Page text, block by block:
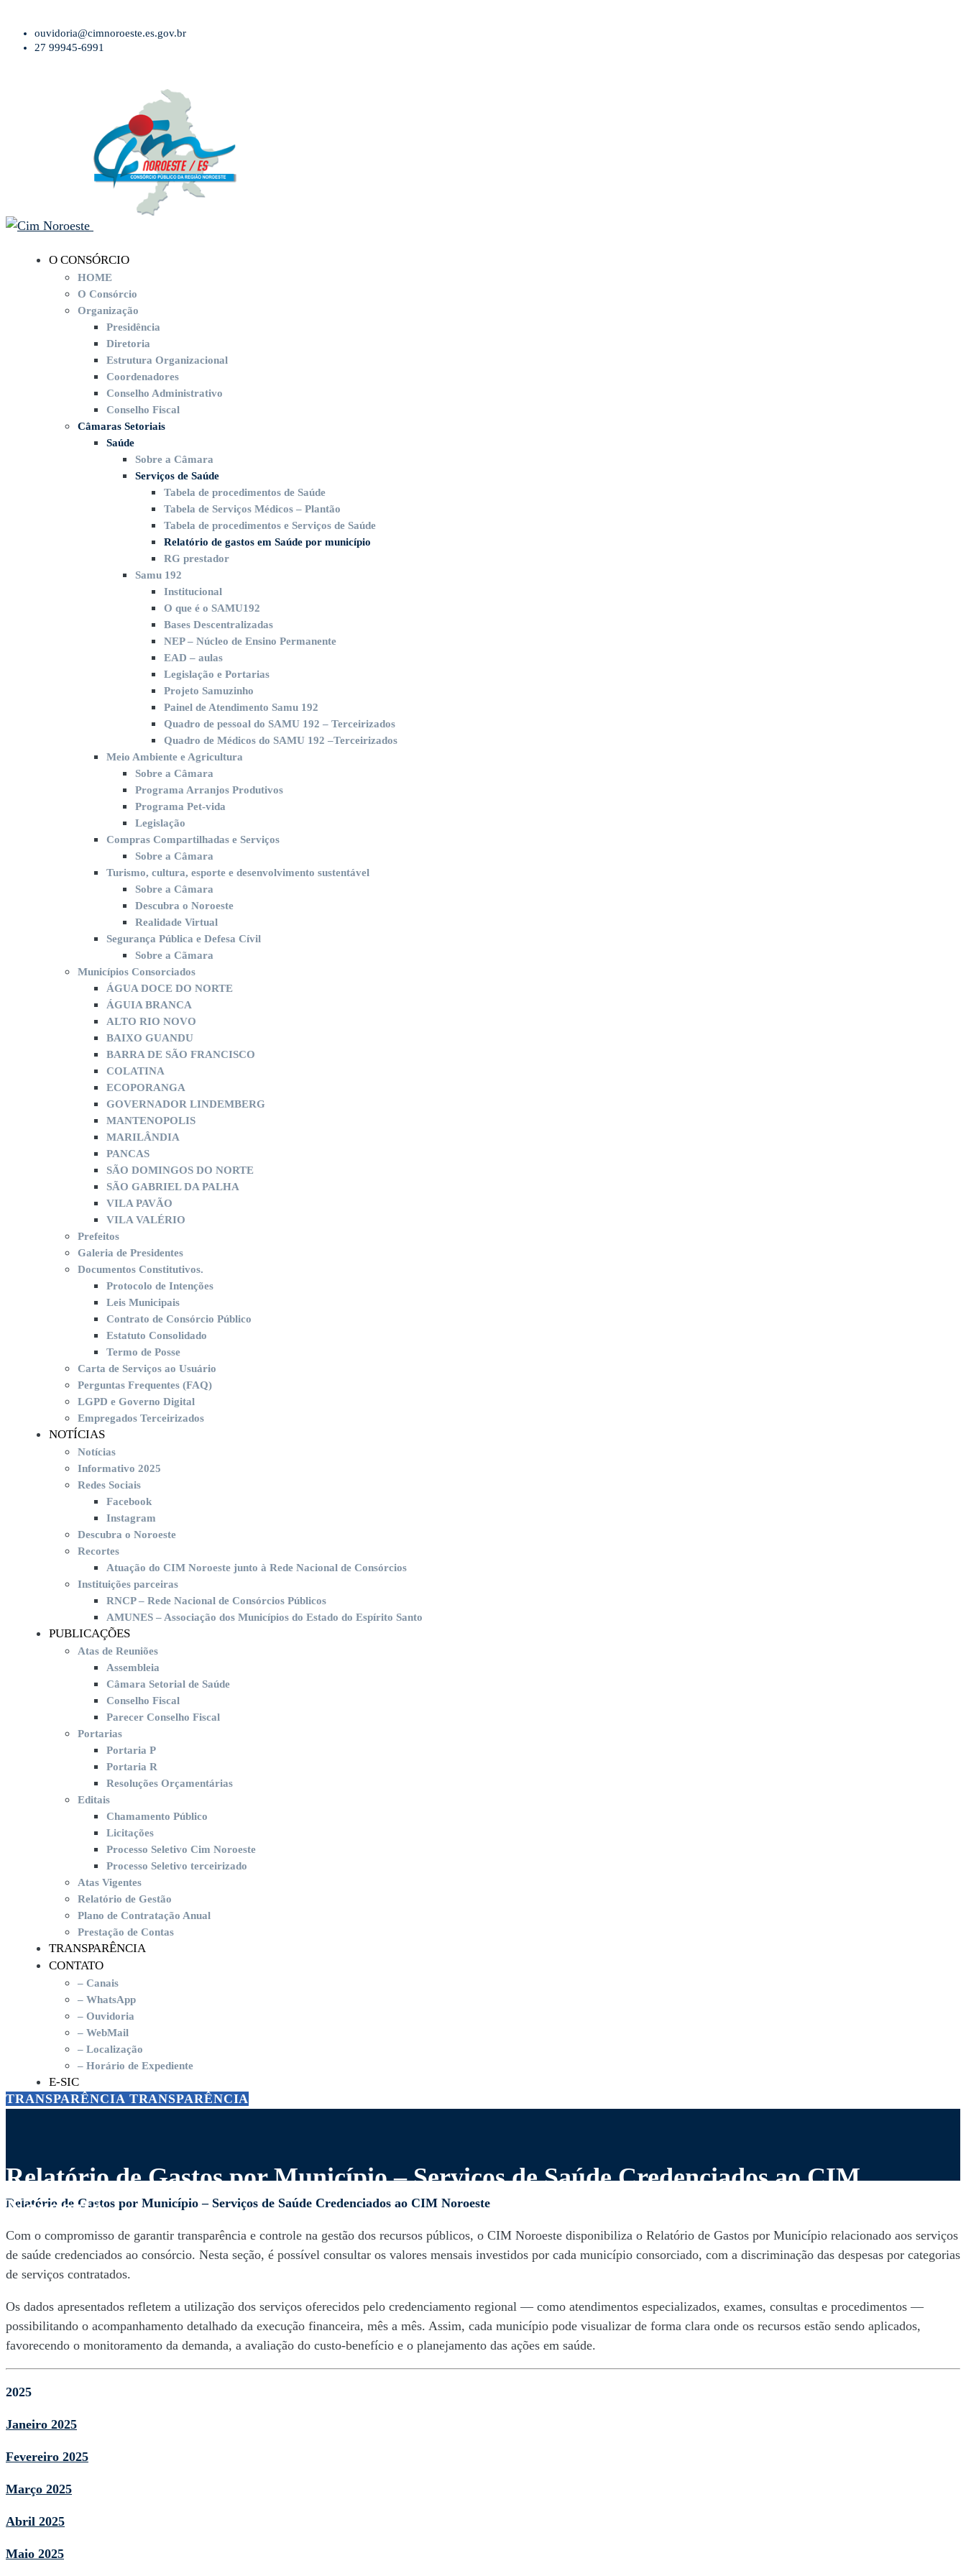
ouvidoria@cimnoroeste.es.gov.br
27 99945-6991
O CONSÓRCIO
HOME
O Consórcio
Organização
Presidência
Diretoria
Estrutura Organizacional
Coordenadores
Conselho Administrativo
Conselho Fiscal
Câmaras Setoriais
Saúde
Sobre a Câmara
Serviços de Saúde
Tabela de procedimentos de Saúde
Tabela de Serviços Médicos – Plantão
Tabela de procedimentos e Serviços de Saúde
Relatório de gastos em Saúde por município
RG prestador
Samu 192
Institucional
O que é o SAMU192
Bases Descentralizadas
NEP – Núcleo de Ensino Permanente
EAD – aulas
Legislação e Portarias
Projeto Samuzinho
Painel de Atendimento Samu 192
Quadro de pessoal do SAMU 192 – Terceirizados
Quadro de Médicos do SAMU 192 –Terceirizados
Meio Ambiente e Agricultura
Sobre a Câmara
Programa Arranjos Produtivos
Programa Pet-vida
Legislação
Compras Compartilhadas e Serviços
Sobre a Câmara
Turismo, cultura, esporte e desenvolvimento sustentável
Sobre a Câmara
Descubra o Noroeste
Realidade Virtual
Segurança Pública e Defesa Cívil
Sobre a Cãmara
Municípios Consorciados
ÁGUA DOCE DO NORTE
ÁGUIA BRANCA
ALTO RIO NOVO
BAIXO GUANDU
BARRA DE SÃO FRANCISCO
COLATINA
ECOPORANGA
GOVERNADOR LINDEMBERG
MANTENOPOLIS
MARILÂNDIA
PANCAS
SÃO DOMINGOS DO NORTE
SÃO GABRIEL DA PALHA
VILA PAVÃO
VILA VALÉRIO
Prefeitos
Galeria de Presidentes
Documentos Constitutivos.
Protocolo de Intenções
Leis Municipais
Contrato de Consórcio Público
Estatuto Consolidado
Termo de Posse
Carta de Serviços ao Usuário
Perguntas Frequentes (FAQ)
LGPD e Governo Digital
Empregados Terceirizados
NOTÍCIAS
Notícias
Informativo 2025
Redes Sociais
Facebook
Instagram
Descubra o Noroeste
Recortes
Atuação do CIM Noroeste junto à Rede Nacional de Consórcios
Instituições parceiras
RNCP – Rede Nacional de Consórcios Públicos
AMUNES – Associação dos Municípios do Estado do Espírito Santo
PUBLICAÇÕES
Atas de Reuniões
Assembleia
Câmara Setorial de Saúde
Conselho Fiscal
Parecer Conselho Fiscal
Portarias
Portaria P
Portaria R
Resoluções Orçamentárias
Editais
Chamamento Público
Licitações
Processo Seletivo Cim Noroeste
Processo Seletivo terceirizado
Atas Vigentes
Relatório de Gestão
Plano de Contratação Anual
Prestação de Contas
TRANSPARÊNCIA
CONTATO
– Canais
– WhatsApp
– Ouvidoria
– WebMail
– Localização
– Horário de Expediente
E-SIC
TRANSPARÊNCIA TRANSPARÊNCIA
Relatório de Gastos por Município – Serviços de Saúde Credenciados ao CIM
Noroeste
Relatório
de
Gastos
por
Município
–
Serviços
de
Relatório de Gastos por Município – Serviços de Saúde Credenciados ao CIM Noroeste
Com o compromisso de garantir transparência e controle na gestão dos recursos públicos, o CIM Noroeste disponibiliza o Relatório de Gastos por Município relacionado aos serviços
de saúde credenciados ao consórcio. Nesta seção, é possível consultar os valores mensais investidos por cada município consorciado, com a discriminação das despesas por categorias
de serviços contratados.
Os dados apresentados refletem a utilização dos serviços oferecidos pelo credenciamento regional — como atendimentos especializados, exames, consultas e procedimentos —
possibilitando o acompanhamento detalhado da execução financeira, mês a mês. Assim, cada município pode visualizar de forma clara onde os recursos estão sendo aplicados,
favorecendo o monitoramento da demanda, a avaliação do custo-benefício e o planejamento das ações em saúde.
2025
Janeiro 2025
Fevereiro 2025
Março 2025
Abril 2025
Maio 2025